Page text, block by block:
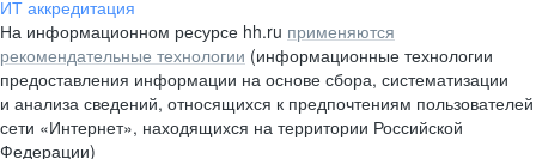
ИТ аккредитация
На информационном ресурсе hh.ru применяются
рекомендательные технологии (информационные технологии
предоставления информации на основе сбора, систематизации
и анализа сведений, относящихся к предпочтениям пользователей
сети «Интернет», находящихся на территории Российской
Федерации)